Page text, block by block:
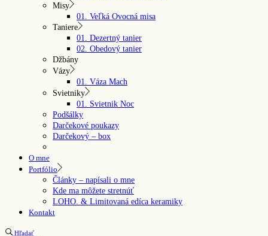
Misy
01. Veľká Ovocná misa
Taniere
01. Dezertný tanier
02. Obedový tanier
Džbány
Vázy
01. Váza Mach
Svietniky
01. Svietnik Noc
Podšálky
Darčekové poukazy
Darčekový – box
O mne
Portfólio
Články – napísali o mne
Kde ma môžete stretnúť
LOHO. & Limitovaná edíca keramiky
Kontakt
Hľadať